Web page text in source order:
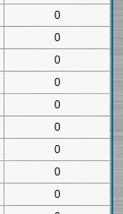
0
0
0
0
0
0
0
0
0